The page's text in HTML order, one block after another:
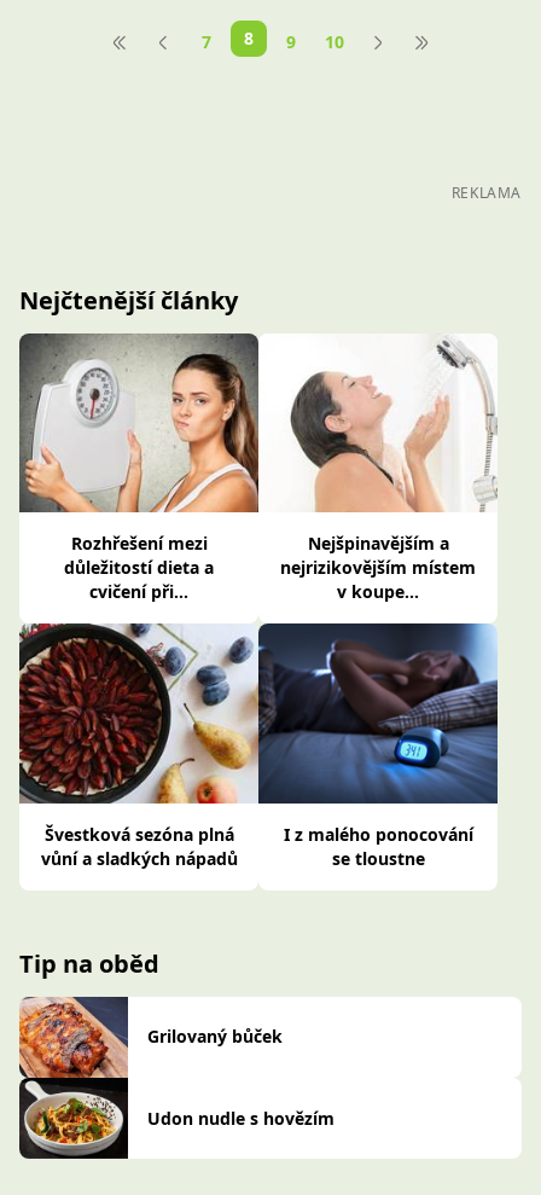
7 8 9 10
REKLAMA
Nejčtenější články
Rozhřešení mezi
důležitostí dieta a
cvičení při...
Nejšpinavějším a
nejrizikovějším místem
v koupe...
Švestková sezóna plná
vůní a sladkých nápadů
I z malého ponocování
se tloustne
Tip na oběd
Grilovaný bůček
Udon nudle s hovězím